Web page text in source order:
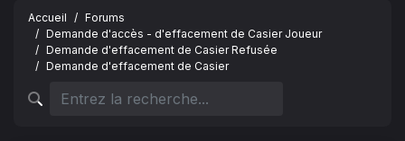
Accueil
Forums
Demande d'accès - d'effacement de Casier Joueur
Demande d'effacement de Casier Refusée
Demande d'effacement de Casier